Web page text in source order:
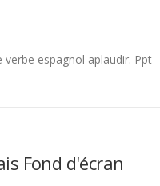
espagnol aplaudir. Ppt
Fond d'écran